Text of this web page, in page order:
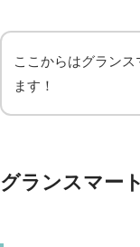
ここからはグラン
ます！
グランスマー